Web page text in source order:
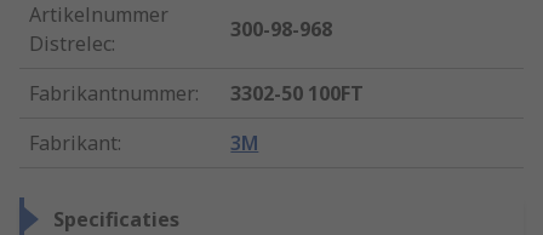
Artikelnummer
Distrelec:
300-98-968
Fabrikantnummer:
3302-50 100FT
Fabrikant: 3M
Specificaties